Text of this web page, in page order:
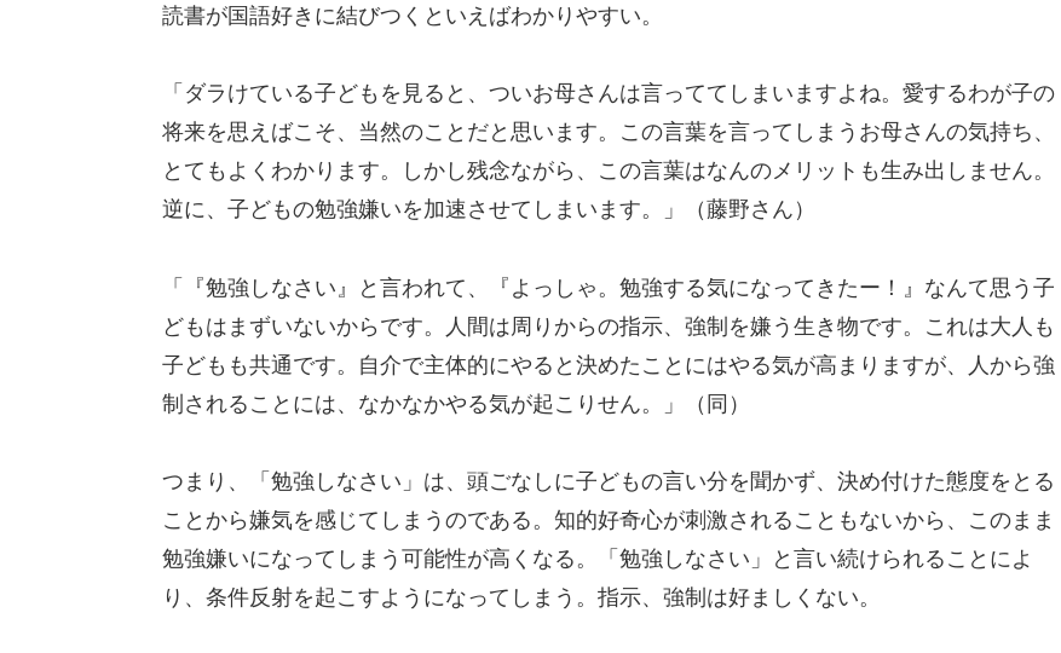
読書が国語好きに結びつくといえばわかりやすい。
「ダラけている子どもを見ると、ついお母さんは言っててしまいますよね。愛するわが子の
将来を思えばこそ、当然のことだと思います。この言葉を言ってしまうお母さんの気持ち、
とてもよくわかります。しかし残念ながら、この言葉はなんのメリットも生み出しません。
逆に、子どもの勉強嫌いを加速させてしまいます。」（藤野さん）
「『勉強しなさい』と言われて、『よっしゃ。勉強する気になってきたー！』なんて思う子
どもはまずいないからです。人間は周りからの指示、強制を嫌う生き物です。これは大人も
子どもも共通です。自介で主体的にやると決めたことにはやる気が高まりますが、人から強
制されることには、なかなかやる気が起こりせん。」（同）
つまり、「勉強しなさい」は、頭ごなしに子どもの言い分を聞かず、決め付けた態度をとる
ことから嫌気を感じてしまうのである。知的好奇心が刺激されることもないから、このまま
勉強嫌いになってしまう可能性が高くなる。「勉強しなさい」と言い続けられることによ
り、条件反射を起こすようになってしまう。指示、強制は好ましくない。